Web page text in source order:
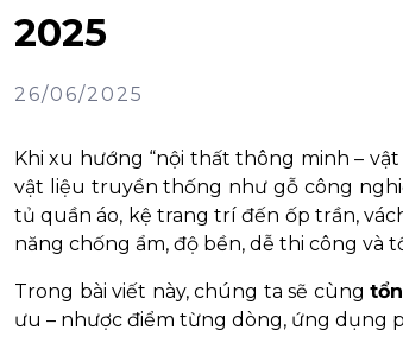
2025
26/06/2025
Khi xu hướng “nội thất thông minh –
vật liệu truyền thống như gỗ công
tủ quần áo, kệ trang trí đến ốp trần,
năng chống ẩm, độ bền, dễ thi công và
Trong bài viết này, chúng ta sẽ cùng
ưu – nhược điểm từng dòng, ứng dụng